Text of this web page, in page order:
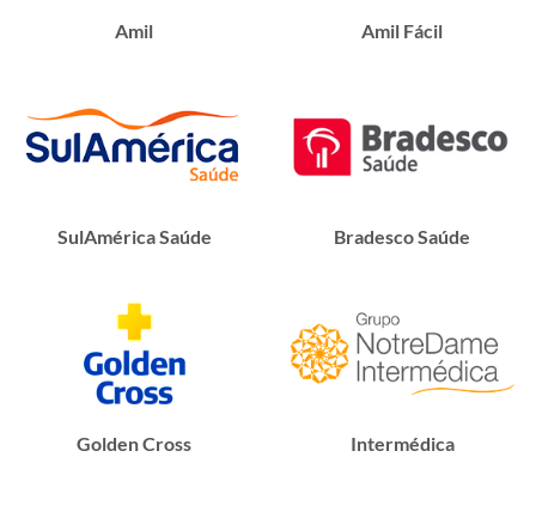
Amil Amil Fácil
SulAmérica Saúde Bradesco Saúde
Golden Cross Intermédica